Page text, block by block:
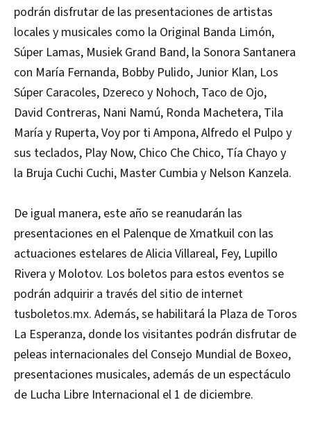
podrán disfrutar de las presentaciones de artistas
locales y musicales como la Original Banda Limón,
Súper Lamas, Musiek Grand Band, la Sonora Santanera
con María Fernanda, Bobby Pulido, Junior Klan, Los
Súper Caracoles, Dzereco y Nohoch, Taco de Ojo,
David Contreras, Nani Namú, Ronda Machetera, Tila
María y Ruperta, Voy por ti Ampona, Alfredo el Pulpo y
sus teclados, Play Now, Chico Che Chico, Tía Chayo y
la Bruja Cuchi Cuchi, Master Cumbia y Nelson Kanzela.
De igual manera, este año se reanudarán las
presentaciones en el Palenque de Xmatkuil con las
actuaciones estelares de Alicia Villareal, Fey, Lupillo
Rivera y Molotov. Los boletos para estos eventos se
podrán adquirir a través del sitio de internet
tusboletos.mx. Además, se habilitará la Plaza de Toros
La Esperanza, donde los visitantes podrán disfrutar de
peleas internacionales del Consejo Mundial de Boxeo,
presentaciones musicales, además de un espectáculo
de Lucha Libre Internacional el 1 de diciembre.